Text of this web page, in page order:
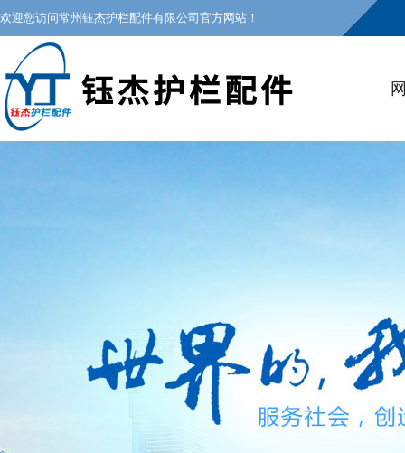
欢迎您访问常州钰杰护栏配件有限公司官方网站！